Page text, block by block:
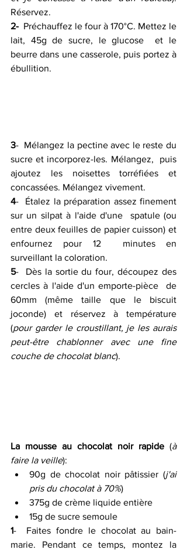
Réservez.
2-
  Préchauffez le four à 170°C. Mettez le
lait, 45g de sucre, le glucose  et le
beurre dans une casserole, puis portez à
ébullition.
3-  Mélangez la pectine avec le reste du
sucre et incorporez-les. Mélangez,  puis
ajoutez les noisettes torréfiées et
concassées. Mélangez vivement.
4-  Étalez la préparation assez finement
sur un silpat à l'aide d'une  spatule (ou
entre deux feuilles de papier cuisson) et
enfournez pour 12  minutes en
surveillant la coloration.
5-  Dès la sortie du four, découpez des
cercles à l'aide d'un emporte-pièce  de
60mm (même taille que le biscuit
joconde) et réservez à température
(pour garder le croustillant, je les aurais
peut-être chablonner avec une fine
couche de chocolat blanc).
La mousse au chocolat noir rapide (à
faire la veille):
90g de chocolat noir pâtissier (j'ai
pris du chocolat à 70%)
375g de crème liquide entière
15g de sucre semoule
1-  Faites fondre le chocolat au bain-
marie. Pendant ce temps, montez la